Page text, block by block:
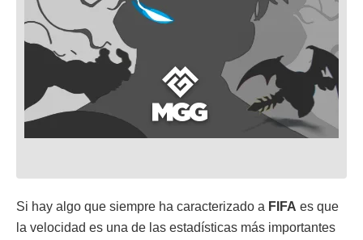
Si hay algo que siempre ha caracterizado a FIFA es que
la velocidad es una de las estadísticas más importantes